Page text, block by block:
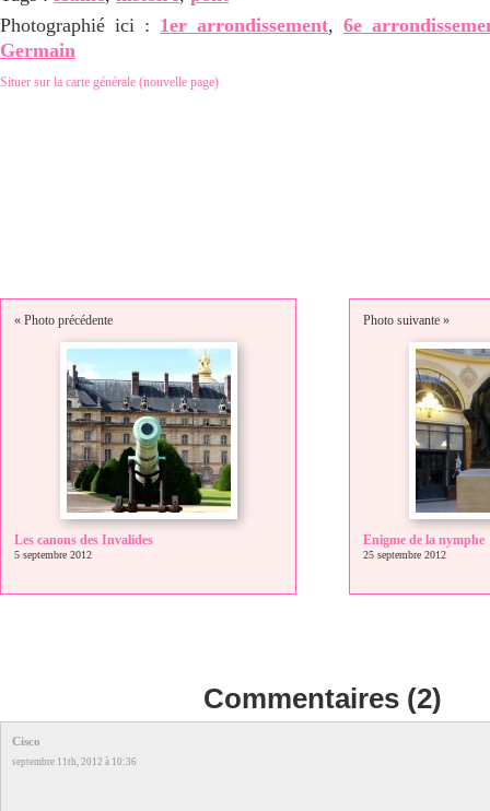
Photographié ici : 1er arrondissement, 6e
Germain
Situer sur la carte générale (nouvelle page)
« Photo précédente
Les canons des Invalides
5 septembre 2012
Photo suivante »
Enigme de la nymphe
25 septembre 2012
Commentaires (2)
Cisco
septembre 11th, 2012 à 10:36